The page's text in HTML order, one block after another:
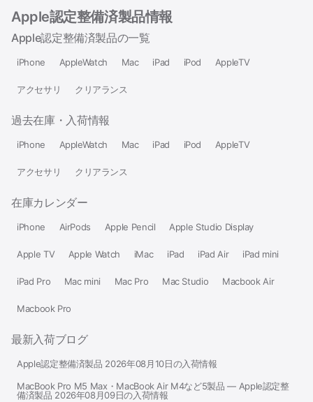
Apple認定整備済製品情報
Apple認定整備済製品の一覧
iPhone AppleWatch Mac iPad iPod AppleTV
アクセサリ クリアランス
過去在庫・入荷情報
iPhone AppleWatch Mac iPad iPod AppleTV
アクセサリ クリアランス
在庫カレンダー
iPhone AirPods Apple Pencil Apple Studio Display
Apple TV Apple Watch iMac iPad iPad Air iPad mini
iPad Pro Mac mini Mac Pro Mac Studio Macbook Air
Macbook Pro
最新入荷ブログ
Apple認定整備済製品 2026年08月10日の入荷情報
MacBook Pro M5 Max・MacBook Air M4など5製品 — Apple認定整
備済製品 2026年08月09日の入荷情報